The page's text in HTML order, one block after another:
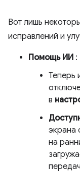
Вот лишь
исправлений и
Помощь ИИ :
Теперь
в
экрана
на